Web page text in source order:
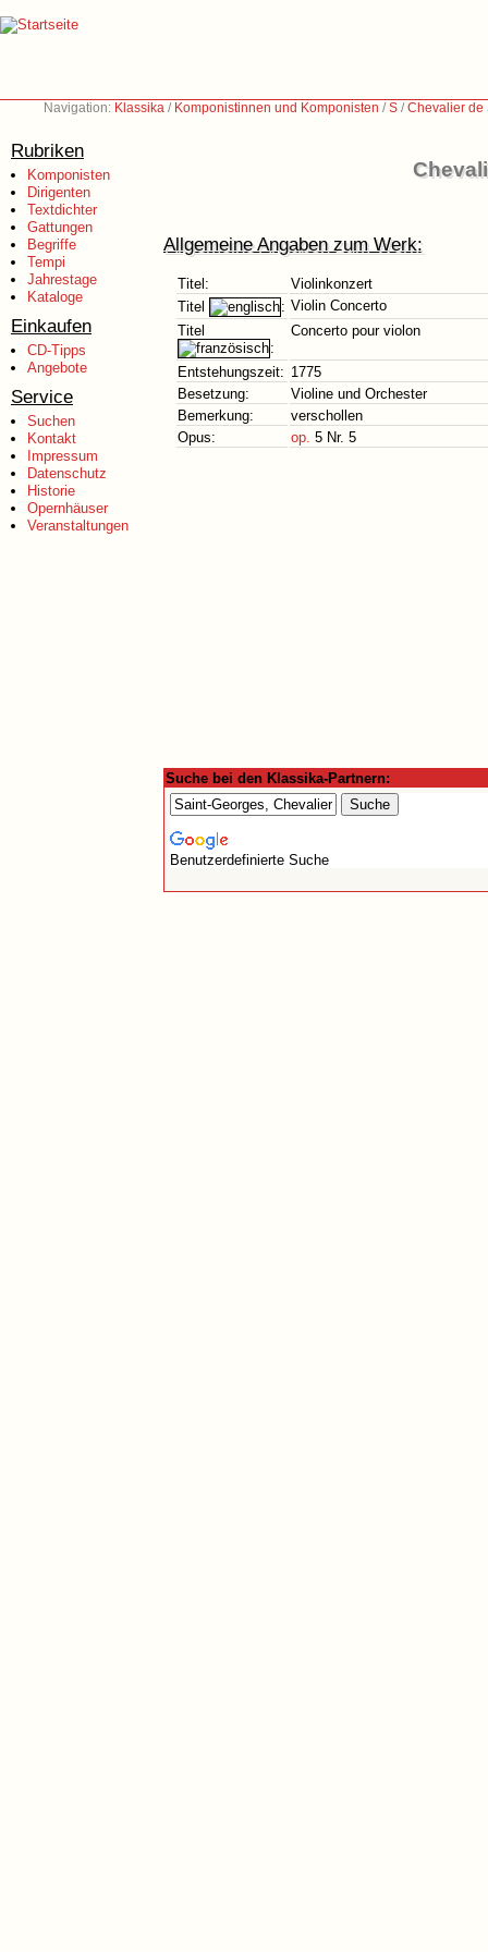
Navigation: Klassika / Komponistinnen und Komponisten /S /Chevalier de
Rubriken
Komponisten
Dirigenten
Textdichter
Gattungen
Begriffe
Tempi
Jahrestage
Kataloge
Einkaufen
CD-Tipps
Angebote
Service
Suchen
Kontakt
Impressum
Datenschutz
Historie
Opernhäuser
Veranstaltungen
Allgemeine Angaben zum Werk:
Titel:
Violinkonzert
Titel
: Violin Concerto
Titel
:
Concerto pour violon
Entstehungszeit: 1775
Besetzung:
Violine und Orchester
Bemerkung:
verschollen
Opus:
op. 5 Nr. 5
Suche bei den Klassika-Partnern:
Benutzerdefinierte Suche